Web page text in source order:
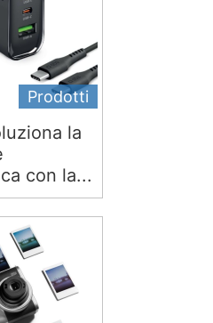
Prodotti
la
con la...